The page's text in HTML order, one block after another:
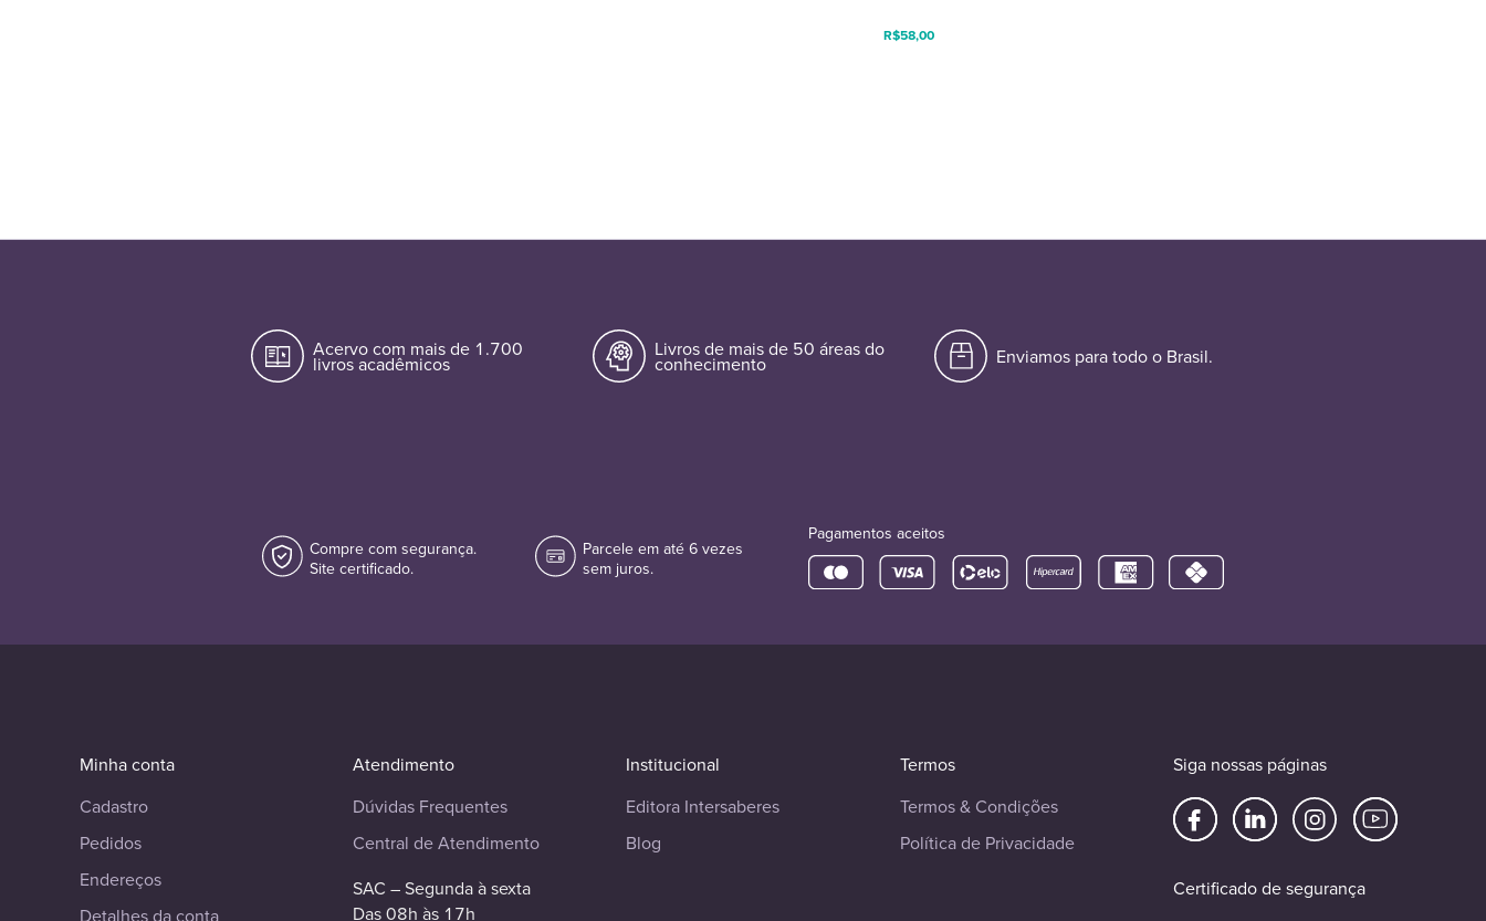
R$58,00
Acervo com mais de 1.700
livros acadêmicos
Livros de mais de 50 áreas do
conhecimento Enviamos para todo o Brasil.
Compre com segurança.
Site certificado.
Parcele em até 6 vezes
sem juros.
Pagamentos aceitos
Minha conta
Cadastro
Pedidos
Endereços
Atendimento
Dúvidas Frequentes
Central de Atendimento
SAC – Segunda à sexta
Das 08h às 17h
Institucional
Editora Intersaberes
Blog
Termos
Termos & Condições
Política de Privacidade
Siga nossas páginas
Certificado de segurança